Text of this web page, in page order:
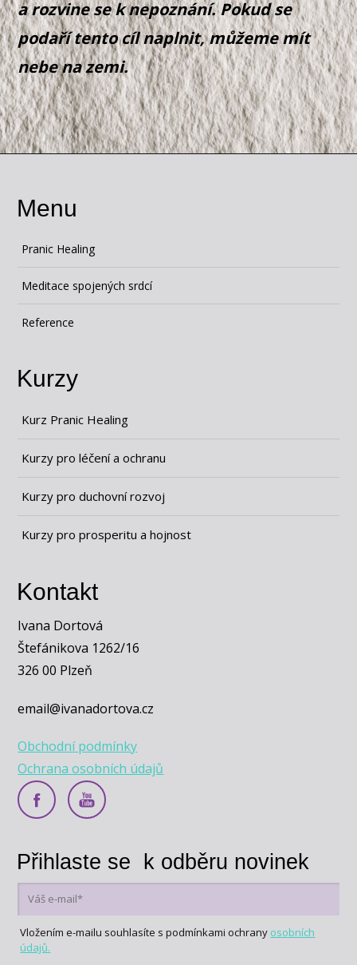
a rozvine se k nepoznání. Pokud se
podaří tento cíl naplnit, můžeme mít
nebe na zemi.
Menu
Pranic Healing
Meditace spojených srdcí
Reference
Kurzy
Kurz Pranic Healing
Kurzy pro léčení a ochranu
Kurzy pro duchovní rozvoj
Kurzy pro prosperitu a hojnost
Kontakt
Ivana Dortová
Štefánikova 1262/16
326 00 Plzeň
email@ivanadortova.cz
Obchodní podmínky
Ochrana osobních údajů
Přihlaste se k odběru novinek
Vložením e-mailu souhlasíte s podmínkami ochrany osobních
údajů.